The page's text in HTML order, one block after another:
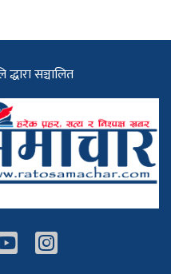
द्धारा सञ्चालित